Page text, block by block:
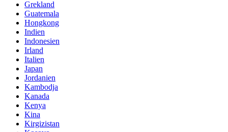
Grekland
Guatemala
Hongkong
Indien
Indonesien
Irland
Italien
Japan
Jordanien
Kambodja
Kanada
Kenya
Kina
Kirgizistan